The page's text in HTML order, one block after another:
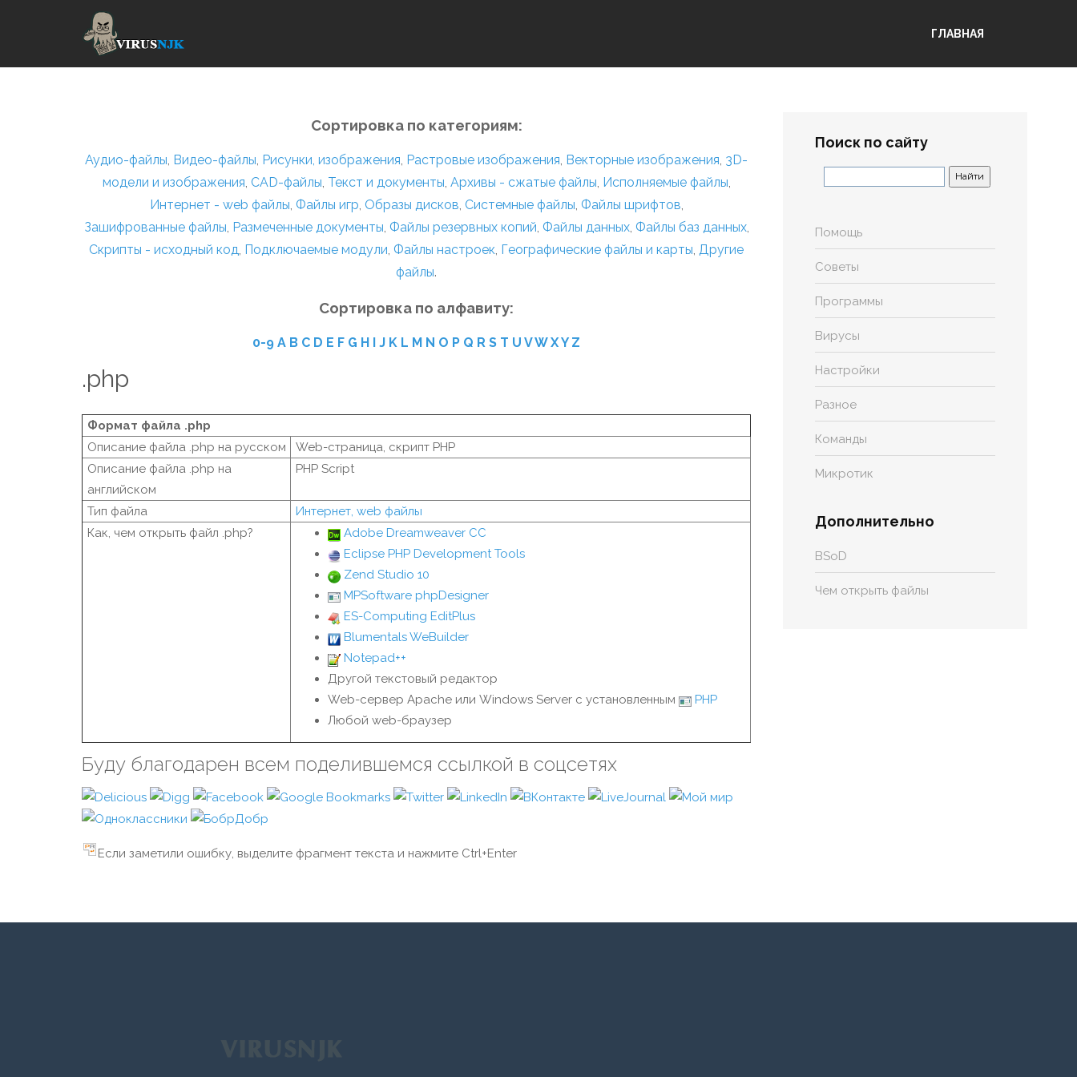
ГЛАВНАЯ
Сортировка по категориям:
Аудио-файлы, Видео-файлы, Рисунки, изображения, Растровые изображения, Векторные изображения, 3D-
модели и изображения, CAD-файлы, Текст и документы, Архивы - сжатые файлы, Исполняемые файлы,
Интернет - web файлы, Файлы игр, Образы дисков, Системные файлы, Файлы шрифтов,
Зашифрованные файлы, Размеченные документы, Файлы резервных копий, Файлы данных, Файлы баз данных,
Скрипты - исходный код, Подключаемые модули, Файлы настроек, Географические файлы и карты, Другие
файлы.
Сортировка по алфавиту:
0-9 A B C D E F G H I J K L M N O P Q R S T U VW XY Z
.php
Формат файла .php
Описание файла .php на русском
Web-страница, скрипт PHP
Описание файла .php на
английском
PHP Script
Тип файла
Интернет, web файлы
Как, чем открыть файл .php?
Adobe Dreamweaver CC
Eclipse PHP Development Tools
Zend Studio 10
MPSoftware phpDesigner
ES-Computing EditPlus
Blumentals WeBuilder
Notepad++
Другой текстовый редактор
Web-сервер Apache или Windows Server с установленным
PHP
Любой web-браузер
Буду благодарен всем поделившемся ссылкой в соцсетях
Если заметили ошибку, выделите фрагмент текста и нажмите Ctrl+Enter
Поиск по сайту
Помощь
Советы
Программы
Вирусы
Настройки
Разное
Команды
Микротик
Дополнительно
BSoD
Чем открыть файлы